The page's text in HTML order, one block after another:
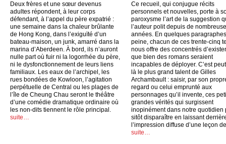
Deux frères et une sœur devenus
adultes répondent, à leur corps
défendant, à l’appel du père expatrié :
une semaine dans la chaleur brûlante
de Hong Kong, dans l’exiguïté d’un
bateau-maison, un junk, amarré dans la
marina d’Aberdeen. À bord, ils n’auront
nulle part où fuir ni la logorrhée du père,
ni le dysfonctionnement de leurs liens
familiaux. Les eaux de l’archipel, les
rues bondées de Kowloon, l’agitation
perpétuelle de Central ou les plages de
l’île de Cheung Chau seront le théâtre
d’une comédie dramatique ordinaire où
les non-dits tiennent le rôle principal.
suite…
Ce recueil, qui conjugue récits
personnels et nouvelles, porte à
paroxysme l’art de la suggestion
l’auteur polit depuis de
années. En quelques
peine, chacun de ces trente-cinq
nous offre des concentrés
que bien des romans seraient
incapables de déployer. C’est
là le plus grand talent de Gilles
Archambault : saisir, par son
regard ou celui emprunté aux
personnages qu’il invente, ces
grandes vérités qui surgissent
inopinément dans notre quotidien
sitôt disparaître en laissant
l’impression diffuse d’une leçon
suite…